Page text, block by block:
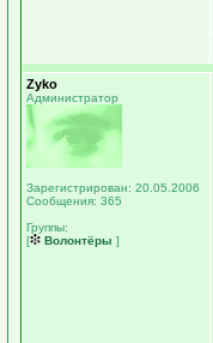
Zyko
Администратор
Зарегистрирован: 20.05.2006
Сообщения: 365
Группы:
[
Волонтёры ]